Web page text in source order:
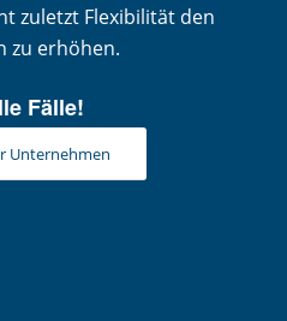
zuletzt Flexibilität den
zu erhöhen.
Fälle!
Unternehmen